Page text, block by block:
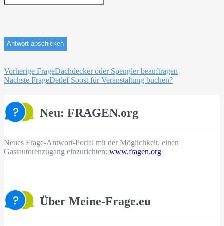
Beitragsnavigation
Vorherige FrageDachdecker oder Spengler beauftragen
Nächste FrageDetlef Soost für Veranstaltung buchen?
Neu: FRAGEN.org
Neues Frage-Antwort-Portal mit der Möglichkeit, einen
Gastautorenzugang einzurichten: www.fragen.org
Über Meine-Frage.eu